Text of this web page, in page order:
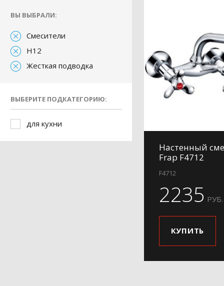
ВЫ ВЫБРАЛИ:
Смесители
H12
Жесткая подводка
ВЫБЕРИТЕ ПОДКАТЕГОРИЮ:
для кухни
Настенный
Frap F4712
F4712
2235 РУБ.
КУПИТЬ